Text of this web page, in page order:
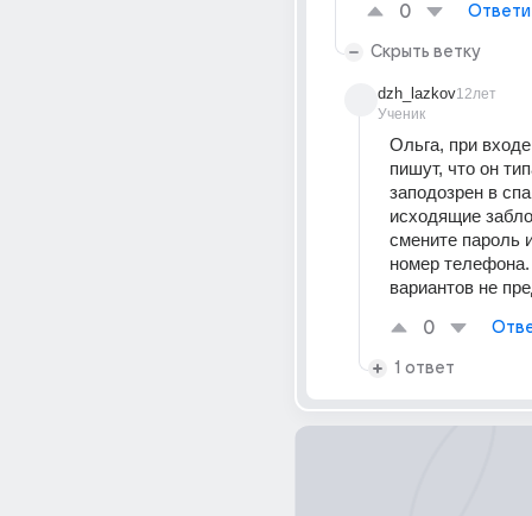
0
Скрыть ветку
dzh_lazkov
Ученик
12лет
Ольга, при
пишут, что он
заподозрен в
исходящие
смените пароль
номер телефона.
вариантов не
0
1 ответ